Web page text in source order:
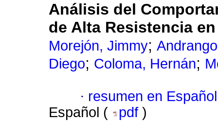
Análisis del
de Alta Resistencia
Morejón, Jimmy;
Diego; Coloma, Hernán;
· resumen en Español
Español (
pdf )